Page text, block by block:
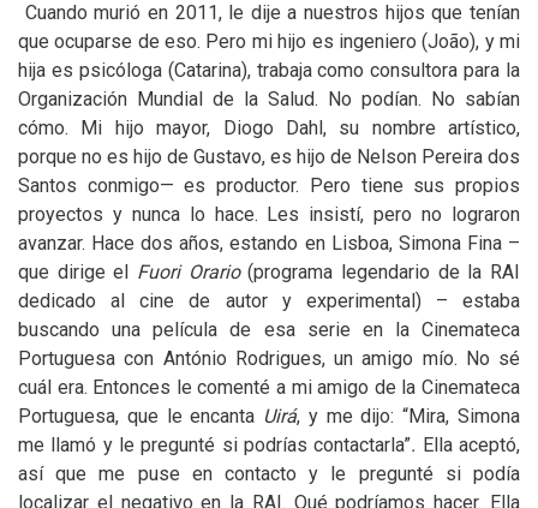
Cuando murió en 2011, le dije a nuestros hijos que tenían
que ocuparse de eso. Pero mi hijo es ingeniero (João), y mi
hija es psicóloga (Catarina), trabaja como consultora para la
Organización Mundial de la Salud. No podían. No sabían
cómo. Mi hijo mayor, Diogo Dahl, su nombre artístico,
porque no es hijo de Gustavo, es hijo de Nelson Pereira dos
Santos conmigo— es productor. Pero tiene sus propios
proyectos y nunca lo hace. Les insistí, pero no lograron
avanzar. Hace dos años, estando en Lisboa, Simona Fina –
que dirige el Fuori Orario(programa legendario de la RAI
dedicado al cine de autor y experimental) – estaba
buscando una película de esa serie en la Cinemateca
Portuguesa con António Rodrigues, un amigo mío. No sé
cuál era. Entonces le comenté a mi amigo de la Cinemateca
Portuguesa, que le encanta Uirá, y me dijo: “Mira, Simona
me llamó y le pregunté si podrías contactarla”. Ella aceptó,
así que me puse en contacto y le pregunté si podía
localizar el negativo en la RAI. Qué podríamos hacer. Ella